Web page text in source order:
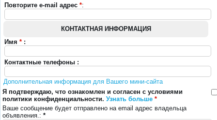
Повторите e-mail адрес *:
КОНТАКТНАЯ ИНФОРМАЦИЯ
Имя * :
Контактные телефоны :
Дополнительная информация для Вашего мини-сайта
Я подтверждаю, что ознакомлен и согласен с условиями
политики конфиденциальности. Узнать больше *
Ваше сообщение будет отправлено на email адрес владельца
объявления.: *